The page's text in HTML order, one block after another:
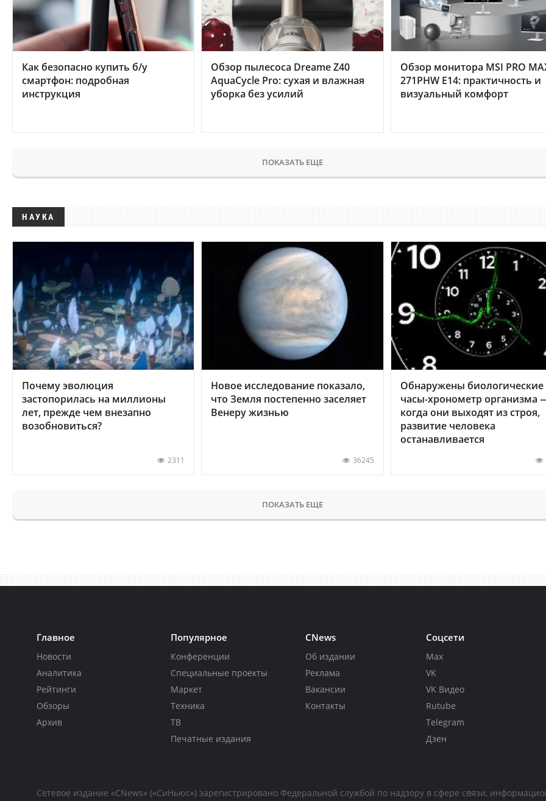
Как безопасно купить б/у
смартфон: подробная
инструкция
Обзор пылесоса Dreame Z40
AquaCycle Pro: сухая и влажная
уборка без усилий
Обзор монитора MSI PRO
271PHW E14: практичность и
визуальный комфорт
ПОКАЗАТЬ ЕЩЕ
НАУКА
Почему эволюция
застопорилась на миллионы
лет, прежде чем внезапно
возобновиться?
2311
Новое исследование показало,
что Земля постепенно заселяет
Венеру жизнью
36245
Обнаружены биологические
часы-хронометр организма
когда они выходят из строя,
развитие человека
останавливается
ПОКАЗАТЬ ЕЩЕ
Главное
Новости
Аналитика
Рейтинги
Обзоры
Архив
Популярное
Конференции
Специальные проекты
Маркет
Техника
ТВ
Печатные издания
CNews
Об издании
Реклама
Вакансии
Контакты
Соцсети
Max
VK
VK Видео
Rutube
Telegram
Дзен
Сетевое издание «CNews» («СиНьюс») зарегистрировано Федеральной службой по надзору в сфере связи,